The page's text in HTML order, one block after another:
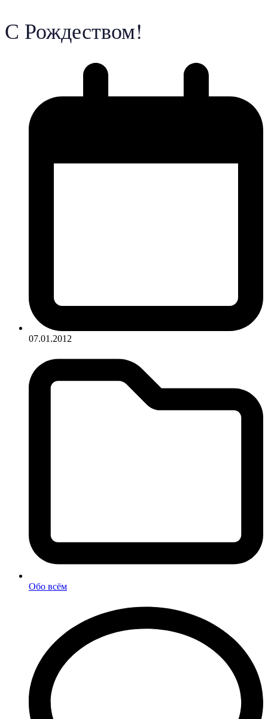
С Рождеством!
07.01.2012
Обо всём